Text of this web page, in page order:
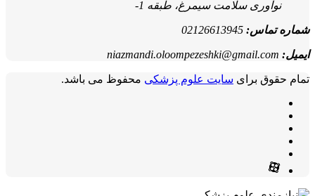
نوآوری سلامت سیمرغ، طبقه 1-
شماره تماس: 02126613945
ایمیل: niazmandi.oloompezeshki@gmail.com
تمام حقوق برای سایت علوم پزشکی محفوظ می باشد.